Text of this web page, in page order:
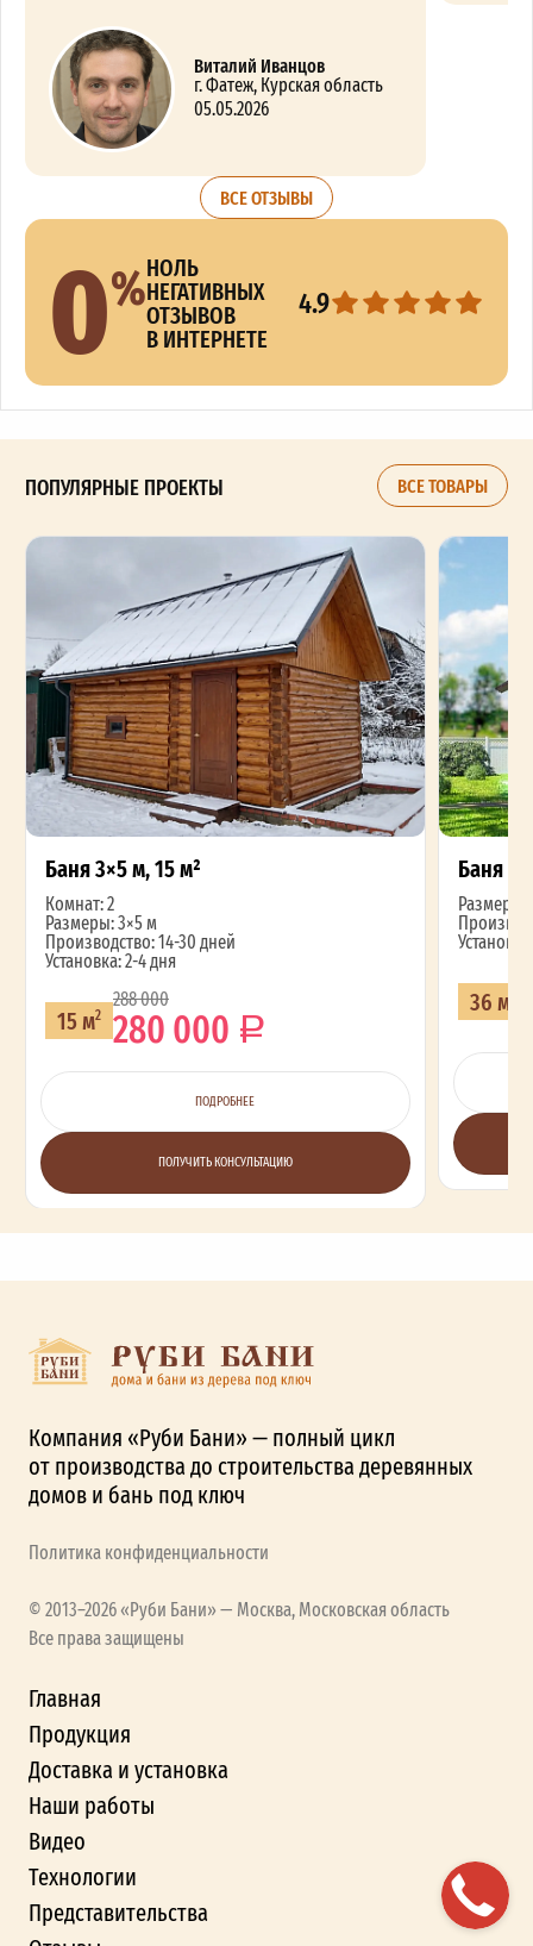
Виталий Иванцов
г. Фатеж, Курская область
05.05.2026
ВСЕ ОТЗЫВЫ
0%НОЛЬ
НЕГАТИВНЫХ
ОТЗЫВОВ
В ИНТЕРНЕТЕ
4.9
ПОПУЛЯРНЫЕ ПРОЕКТЫ ВСЕ ТОВАРЫ
Баня 3×5 м, 15 м²
Комнат: 2
Размеры: 3×5 м
Производство: 14-30 дней
Установка: 2-4 дня
15 м2
288 000
280 000
ПОДРОБНЕЕ
ПОЛУЧИТЬ КОНСУЛЬТАЦИЮ
Баня
Размеры:
36 м
Компания «Руби Бани» — полный цикл
от производства до строительства деревянных
домов и бань под ключ
Политика конфиденциальности
© 2013–2026 «Руби Бани» — Москва, Московская область
Все права защищены
Главная
Продукция
Доставка и установка
Наши работы
Видео
Технологии
Представительства